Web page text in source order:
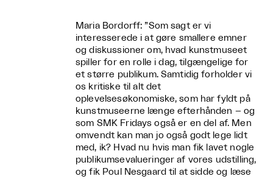
Maria Bordorff: ”Som sagt er vi
interesserede i at gøre smallere emner
og diskussioner om, hvad kunstmuseet
spiller for en rolle i dag, tilgængelige for
et større publikum. Samtidig forholder vi
os kritiske til alt det
oplevelsesøkonomiske, som har fyldt på
kunstmuseerne længe efterhånden – og
som SMK Fridays også er en del af. Men
omvendt kan man jo også godt lege lidt
med, ik? Hvad nu hvis man fik lavet nogle
publikumsevalueringer af vores udstilling,
og fik Poul Nesgaard til at sidde og læse